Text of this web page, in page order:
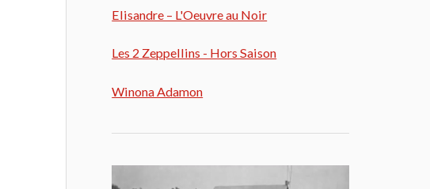
Elisandre – L'Oeuvre au Noir
Les 2 Zeppellins - Hors Saison
Winona Adamon